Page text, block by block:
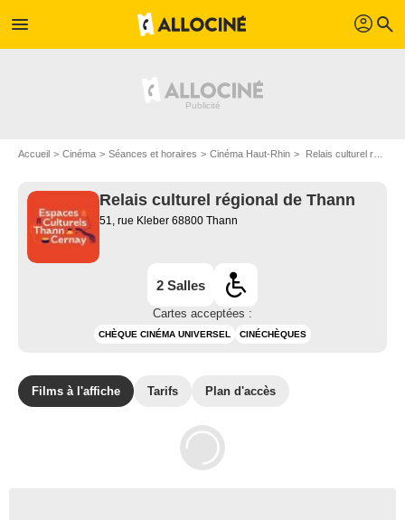
menu profil search
Accueil Cinéma Séances et horaires Cinéma Haut-Rhin Relais culturel régional de Thann à Thann
Relais culturel régional de Thann
51, rue Kleber 68800 Thann
2 Salles
Cartes acceptées :
CHÈQUE CINÉMA UNIVERSEL CINÉCHÈQUES
Films à l'affiche Tarifs Plan d'accès